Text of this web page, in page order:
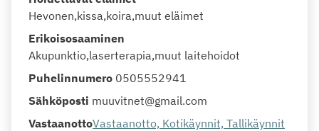
Hevonen kissa koira muut eläimet
Erikoisosaaminen
Akupunktio laserterapia muut laitehoidot
Puhelinnumero 0505552941
Sähköposti muuvitnet@gmail.com
VastaanottoVastaanotto, Kotikäynnit, Tallikäynnit